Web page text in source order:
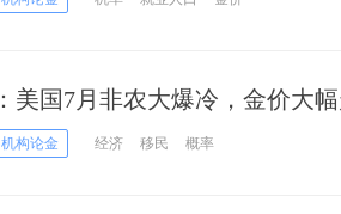
：美国7月非农大爆冷，金价大
机构论金 经济 移民 概率